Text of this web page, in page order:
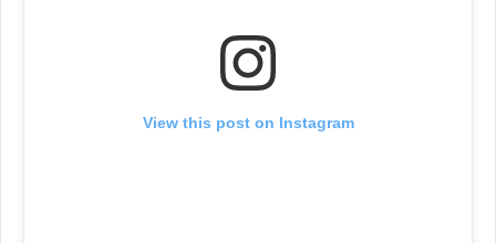
View this post on Instagram